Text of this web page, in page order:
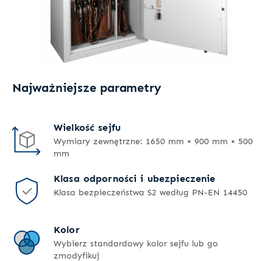
Najważniejsze parametry
Wielkość sejfu
Wymiary zewnętrzne: 1650 mm × 900 mm × 500
mm
Klasa odporności i ubezpieczenie
Klasa bezpieczeństwa S2 według PN-EN 14450
Kolor
Wybierz standardowy kolor sejfu lub go
zmodyfikuj